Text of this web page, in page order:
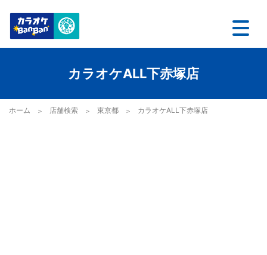
カラオケALL下赤塚店
ホーム 店舗検索 東京都 カラオケALL下赤塚店